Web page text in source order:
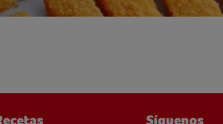
Síguenos